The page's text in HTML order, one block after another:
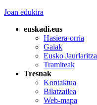
Joan edukira
euskadi.eus
Hasiera-orria
Gaiak
Eusko Jaurlaritza
Tramiteak
Tresnak
Kontaktua
Bilatzailea
Web-mapa